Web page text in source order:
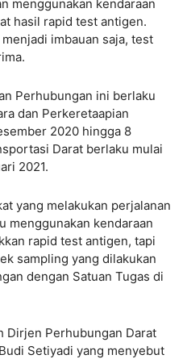
menggunakan kendaraan
hasil rapid test antigen.
imbauan saja, test
Perhubungan ini berlaku
dan Perkeretaapian
2020 hingga 8
Darat berlaku mulai
2021.
yang melakukan perjalanan
menggunakan kendaraan
rapid test antigen, tapi
sampling yang dilakukan
dengan Satuan Tugas di
Dirjen Perhubungan Darat
Setiyadi yang menyebut